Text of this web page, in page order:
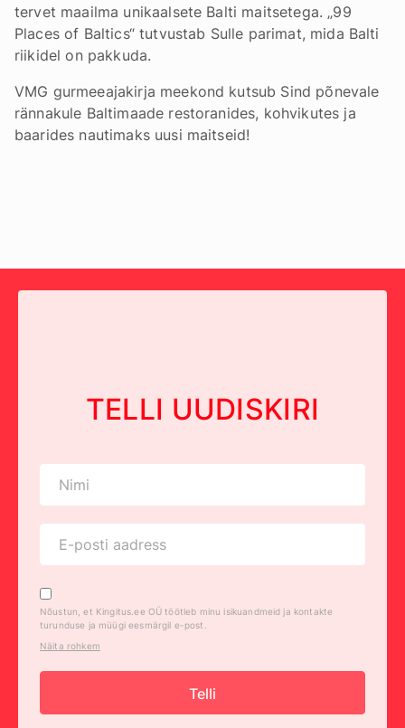
tervet maailma unikaalsete Balti maitsetega. „99
Places of Baltics“ tutvustab Sulle parimat, mida Balti
riikidel on pakkuda.
VMG gurmeeajakirja meekond kutsub Sind põnevale
rännakule Baltimaade restoranides, kohvikutes ja
baarides nautimaks uusi maitseid!
TELLI UUDISKIRI
Nõustun, et Kingitus.ee OÜ töötleb minu isikuandmeid ja kontakte
turunduse ja müügi eesmärgil e-post.
Näita rohkem
Telli